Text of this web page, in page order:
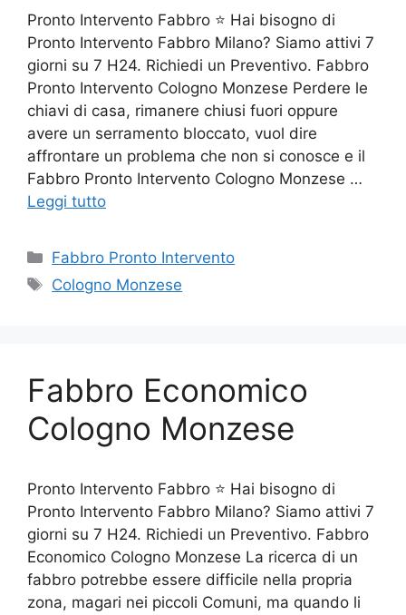
Pronto Intervento Fabbro ⭐ Hai bisogno di
Pronto Intervento Fabbro Milano? Siamo attivi 7
giorni su 7 H24. Richiedi un Preventivo. Fabbro
Pronto Intervento Cologno Monzese Perdere le
chiavi di casa, rimanere chiusi fuori oppure
avere un serramento bloccato, vuol dire
affrontare un problema che non si conosce e il
Fabbro Pronto Intervento Cologno Monzese …
Leggi tutto
Categorie
Fabbro Pronto Intervento
Tag
Cologno Monzese
Fabbro Economico
Cologno Monzese
Pronto Intervento Fabbro ⭐ Hai bisogno di
Pronto Intervento Fabbro Milano? Siamo attivi 7
giorni su 7 H24. Richiedi un Preventivo. Fabbro
Economico Cologno Monzese La ricerca di un
fabbro potrebbe essere difficile nella propria
zona, magari nei piccoli Comuni, ma quando li